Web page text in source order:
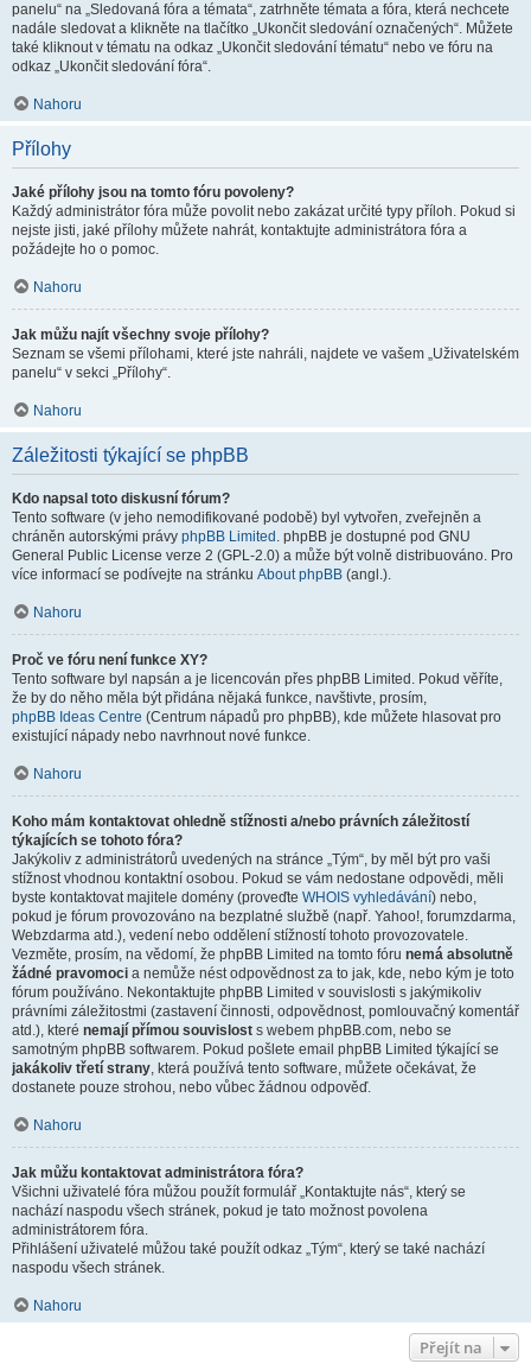
panelu“ na „Sledovaná fóra a témata“, zatrhněte témata a fóra, která nechcete
nadále sledovat a klikněte na tlačítko „Ukončit sledování označených“. Můžete
také kliknout v tématu na odkaz „Ukončit sledování tématu“ nebo ve fóru na
odkaz „Ukončit sledování fóra“.
Nahoru
Přílohy
Jaké přílohy jsou na tomto fóru povoleny?
Každý administrátor fóra může povolit nebo zakázat určité typy příloh. Pokud si
nejste jisti, jaké přílohy můžete nahrát, kontaktujte administrátora fóra a
požádejte ho o pomoc.
Nahoru
Jak můžu najít všechny svoje přílohy?
Seznam se všemi přílohami, které jste nahráli, najdete ve vašem „Uživatelském
panelu“ v sekci „Přílohy“.
Nahoru
Záležitosti týkající se phpBB
Kdo napsal toto diskusní fórum?
Tento software (v jeho nemodifikované podobě) byl vytvořen, zveřejněn a
chráněn autorskými právy phpBB Limited . phpBB je dostupné pod GNU
General Public License verze 2 (GPL-2.0) a může být volně distribuováno. Pro
více informací se podívejte na stránku About phpBB (angl.).
Nahoru
Proč ve fóru není funkce XY?
Tento software byl napsán a je licencován přes phpBB Limited. Pokud věříte,
že by do něho měla být přidána nějaká funkce, navštivte, prosím,
phpBB Ideas Centre (Centrum nápadů pro phpBB), kde můžete hlasovat pro
existující nápady nebo navrhnout nové funkce.
Nahoru
Koho mám kontaktovat ohledně stížnosti a/nebo právních záležitostí
týkajících se tohoto fóra?
Jakýkoliv z administrátorů uvedených na stránce „Tým“, by měl být pro vaši
stížnost vhodnou kontaktní osobou. Pokud se vám nedostane odpovědi, měli
byste kontaktovat majitele domény (proveďte WHOIS vyhledávání) nebo,
pokud je fórum provozováno na bezplatné službě (např. Yahoo!, forumzdarma,
Webzdarma atd.), vedení nebo oddělení stížností tohoto provozovatele.
Vezměte, prosím, na vědomí, že phpBB Limited na tomto fóru nemá absolutně
žádné pravomoci a nemůže nést odpovědnost za to jak, kde, nebo kým je toto
fórum používáno. Nekontaktujte phpBB Limited v souvislosti s jakýmikoliv
právními záležitostmi (zastavení činnosti, odpovědnost, pomlouvačný komentář
atd.), které nemají přímou souvislost s webem phpBB.com, nebo se
samotným phpBB softwarem. Pokud pošlete email phpBB Limited týkající se
jakákoliv třetí strany, která používá tento software, můžete očekávat, že
dostanete pouze strohou, nebo vůbec žádnou odpověď.
Nahoru
Jak můžu kontaktovat administrátora fóra?
Všichni uživatelé fóra můžou použít formulář „Kontaktujte nás“, který se
nachází naspodu všech stránek, pokud je tato možnost povolena
administrátorem fóra.
Přihlášení uživatelé můžou také použít odkaz „Tým“, který se také nachází
naspodu všech stránek.
Nahoru
Přejít na